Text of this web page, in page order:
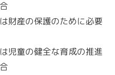
財産の保護のために必要
児童の健全な育成の推進